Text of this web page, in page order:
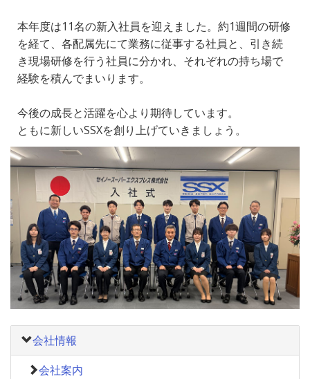
本年度は11名の新入社員を迎えました。約1週間の研修
を経て、各配属先にて業務に従事する社員と、引き続
き現場研修を行う社員に分かれ、それぞれの持ち場で
経験を積んでまいります。
今後の成長と活躍を心より期待しています。
ともに新しいSSXを創り上げていきましょう。
会社情報
会社案内